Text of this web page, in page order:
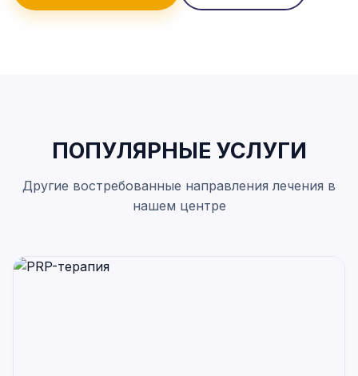
ПОПУЛЯРНЫЕ УСЛУГИ
Другие востребованные направления лечения в
нашем центре